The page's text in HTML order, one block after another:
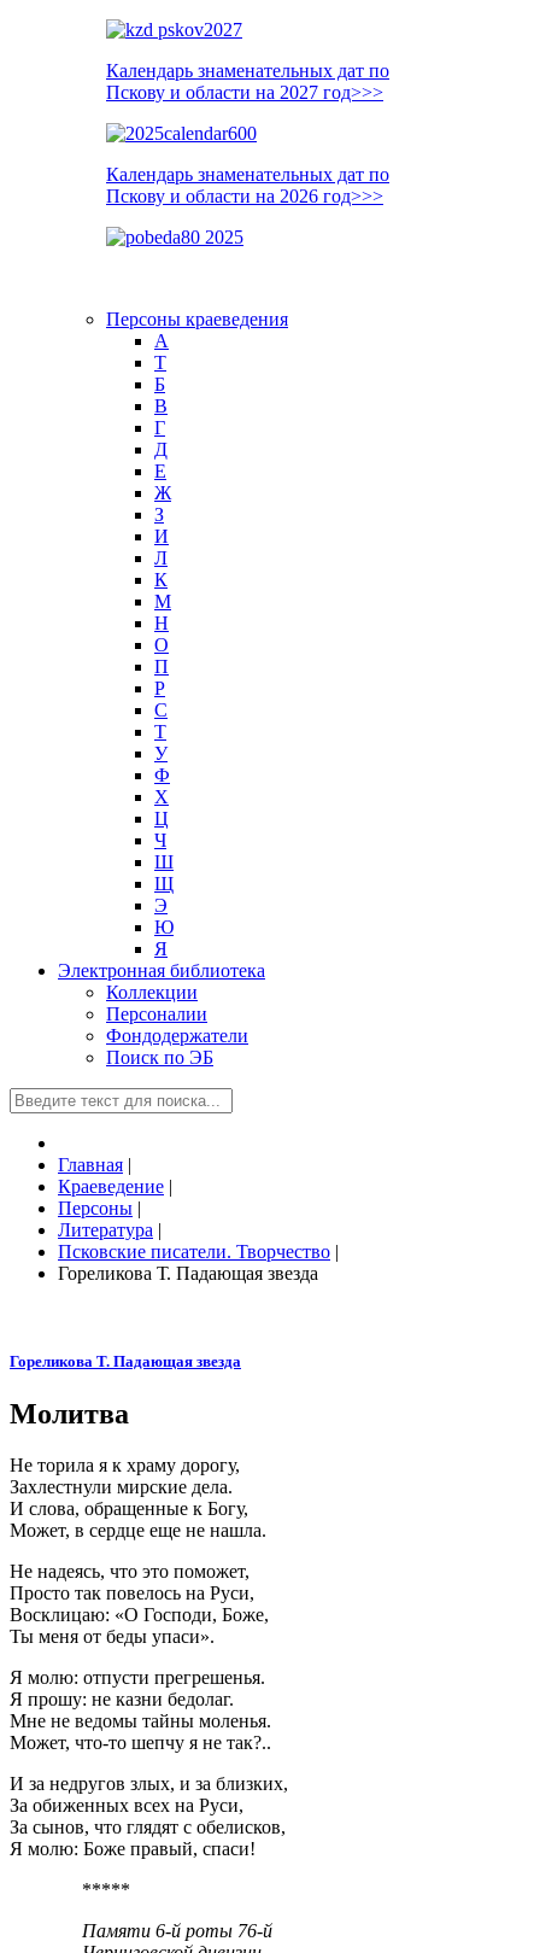
Календарь знаменательных дат по
Пскову и области на 2027 год>>>
Календарь знаменательных дат по
Пскову и области на 2026 год>>>
Персоны краеведения
А
T
Б
В
Г
Д
Е
Ж
З
И
Л
К
М
Н
О
П
Р
С
Т
У
Ф
Х
Ц
Ч
Ш
Щ
Э
Ю
Я
Электронная библиотека
Коллекции
Персоналии
Фондодержатели
Поиск по ЭБ
Главная |
Краеведение |
Персоны |
Литература |
Псковские писатели. Творчество |
Гореликова Т. Падающая звезда
Гореликова Т. Падающая звезда
Молитва
Не торила я к храму дорогу,
Захлестнули мирские дела.
И слова, обращенные к Богу,
Может, в сердце еще не нашла.
Не надеясь, что это поможет,
Просто так повелось на Руси,
Восклицаю: «О Господи, Боже,
Ты меня от беды упаси».
Я молю: отпусти прегрешенья.
Я прошу: не казни бедолаг.
Мне не ведомы тайны моленья.
Может, что-то шепчу я не так?..
И за недругов злых, и за близких,
За обиженных всех на Руси,
За сынов, что глядят с обелисков,
Я молю: Боже правый, спаси!
*****
Памяти 6-й роты 76-й